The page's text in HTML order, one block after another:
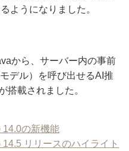
ようになりました。
から、サーバー内の事前
デル）を呼び出せるAI推
搭載されました。
14.0の新機能
リリースのハイライト